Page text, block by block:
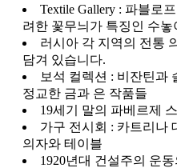
Textile Gallery : 파블로
려한 꽃무늬가 특징인 수놓
러시아 각 지역의 전통
담겨 있습니다.
보석 컬렉션 : 비잔틴과
정교한 금과 은 작품들
19세기 말의 파베르제
가구 전시회 : 카트리나
의자와 테이블
1920년대 건설주의 운